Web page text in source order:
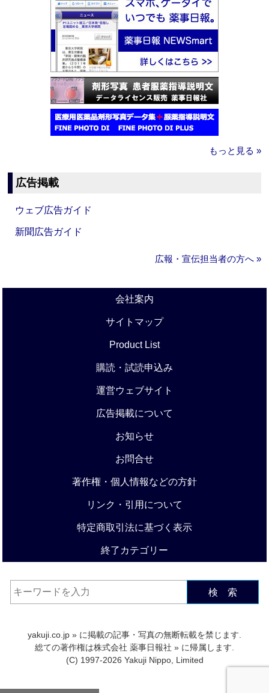
もっと見る »
広告掲載
ウェブ広告ガイド
新聞広告ガイド
広報・宣伝担当者の方へ »
会社案内
サイトマップ
Product List
購読・試読申込み
運営ウェブサイト
広告掲載について
お知らせ
お問合せ
著作権・個人情報などの方針
リンク・引用について
特定商取引法に基づく表示
終了カテゴリー
検 索
yakuji.co.jp » に掲載の記事・写真の無断転載を禁じます.
総ての著作権は株式会社 薬事日報社 » に帰属します.
(C) 1997-2026 Yakuji Nippo, Limited